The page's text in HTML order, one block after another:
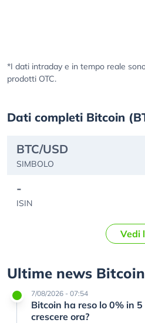
*I dati intraday e in tempo reale
prodotti OTC.
Dati completi Bitcoin
BTC/USD
SIMBOLO
-
ISIN
Vedi
Ultime news
7/08/2026 - 07:54
Bitcoin ha reso lo 0% in
crescere ora?